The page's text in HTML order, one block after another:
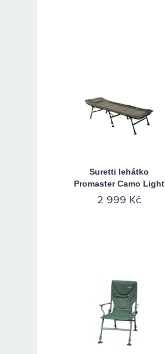
Suretti lehátko
Promaster Camo Light
2 999 Kč